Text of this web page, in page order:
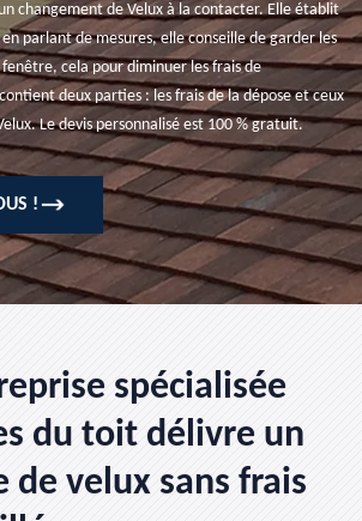
changement de Velux à la contacter. Elle établit
parlant de mesures, elle conseille de garder les
cela pour diminuer les frais de
deux parties : les frais de la dépose et ceux
Le devis personnalisé est 100 % gratuit.
!
spécialisée
du toit délivre un
de velux sans frais